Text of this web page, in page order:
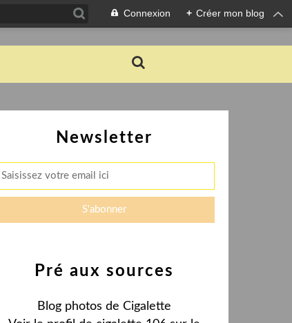
Connexion + Créer mon blog
Newsletter
Pré aux sources
Blog photos de Cigalette